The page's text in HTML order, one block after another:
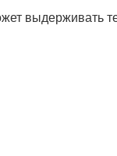
выдерживать